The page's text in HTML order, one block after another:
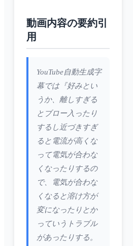
動画内容の要約引
用
YouTube自動生成字
幕では『好みとい
うか、離しすぎる
とブロー入ったり
するし近づきすぎ
ると電流が高くな
って電気が合わな
くなったりするの
で、電気が合わな
くなると溶け方が
変になったりとか
っていうトラブル
があったりする。